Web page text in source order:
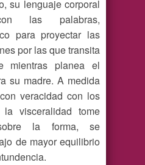
su lenguaje corporal
las palabras,
para proyectar las
por las que transita
mientras planea el
su madre. A medida
veracidad con los
la visceralidad tome
la forma, se
de mayor equilibrio